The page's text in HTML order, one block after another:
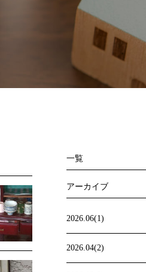
一覧
アーカイブ
2026.06(1)
2026.04(2)